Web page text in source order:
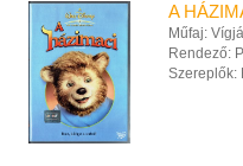
A
Műfaj:
Rendező:
Szereplők: